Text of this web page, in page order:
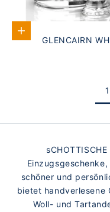
In den Warenkorb
GLENCAIRN
1
schöner und
bietet handverlesene
Woll- und